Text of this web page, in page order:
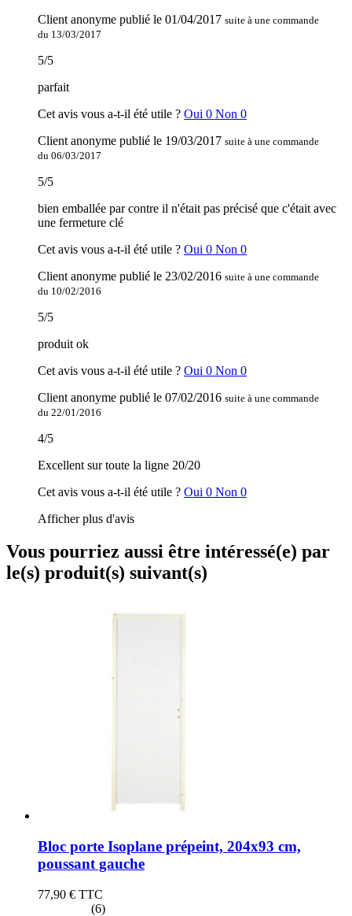
Client anonyme publié le 01/04/2017 suite à une commande
du 13/03/2017
5/5
parfait
Cet avis vous a-t-il été utile ? Oui 0 Non 0
Client anonyme publié le 19/03/2017 suite à une commande
du 06/03/2017
5/5
bien emballée par contre il n'était pas précisé que c'était avec
une fermeture clé
Cet avis vous a-t-il été utile ? Oui 0 Non 0
Client anonyme publié le 23/02/2016 suite à une commande
du 10/02/2016
5/5
produit ok
Cet avis vous a-t-il été utile ? Oui 0 Non 0
Client anonyme publié le 07/02/2016 suite à une commande
du 22/01/2016
4/5
Excellent sur toute la ligne 20/20
Cet avis vous a-t-il été utile ? Oui 0 Non 0
Afficher plus d'avis
Vous pourriez aussi être intéressé(e) par
le(s) produit(s) suivant(s)
Bloc porte Isoplane prépeint, 204x93 cm,
poussant gauche
77,90 € TTC
(6)